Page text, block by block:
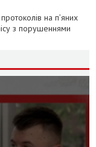
на пʼяних
з порушеннями